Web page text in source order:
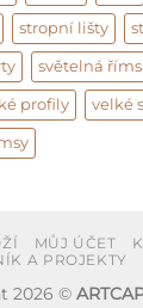
stropní lišty
světelná
profily velké
MŮJ ÚČET
A PROJEKTY
2026 ©